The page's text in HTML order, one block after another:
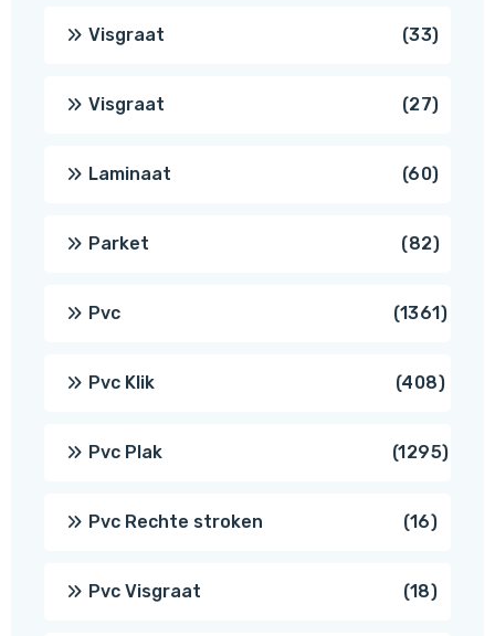
Visgraat 3333
Visgraat 2727
Laminaat 6060
Parket 8282
Pvc 13611361
Pvc Klik 408408
Pvc Plak 12951295
Pvc Rechte stroken 1616
Pvc Visgraat 1818